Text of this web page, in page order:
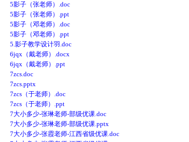
5影子（张老师）.doc
5影子（张老师）.ppt
5影子（邓老师）.doc
5影子（邓老师）.ppt
5.影子教学设计羽.doc
6jqx（戴老师）.docx
6jqx（戴老师）.ppt
7zcs.doc
7zcs.pptx
7zcs（于老师）.doc
7zcs（于老师）.ppt
7大小多少-张琳老师-部级优课.doc
7大小多少-张琳老师-部级优课.pptx
7大小多少-张霞老师-江西省级优课.doc